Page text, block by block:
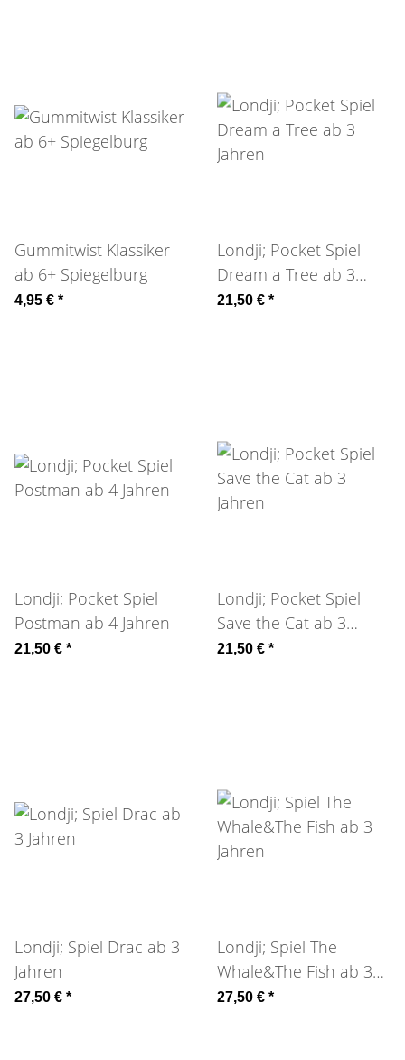
Gummitwist Klassiker
ab 6+ Spiegelburg
4,95 € *
Londji; Pocket Spiel
Dream a Tree ab 3
Jahren
21,50 € *
Londji; Pocket Spiel
Postman ab 4 Jahren
21,50 € *
Londji; Pocket Spiel
Save the Cat ab 3
Jahren
21,50 € *
Londji; Spiel Drac ab 3
Jahren
27,50 € *
Londji; Spiel The
Whale&The Fish ab 3
Jahren
27,50 € *